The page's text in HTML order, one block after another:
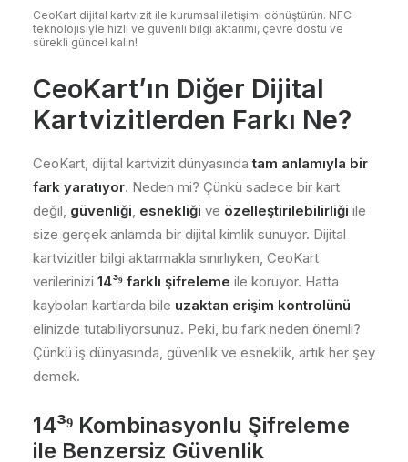
CeoKart dijital kartvizit ile kurumsal iletişimi dönüştürün. NFC
teknolojisiyle hızlı ve güvenli bilgi aktarımı, çevre dostu ve
sürekli güncel kalın!
CeoKart’ın Diğer Dijital
Kartvizitlerden Farkı Ne?
CeoKart, dijital kartvizit dünyasındatam anlamıyla bir
fark yaratıyor. Neden mi? Çünkü sadece bir kart
değil, güvenliği, esnekliği ve özelleştirilebilirliği ile
size gerçek anlamda bir dijital kimlik sunuyor. Dijital
kartvizitler bilgi aktarmakla sınırlıyken, CeoKart
verilerinizi 14³⁹ farklı şifreleme ile koruyor. Hatta
kaybolan kartlarda bile uzaktan erişim kontrolünü
elinizde tutabiliyorsunuz. Peki, bu fark neden önemli?
Çünkü iş dünyasında, güvenlik ve esneklik, artık her şey
demek.
14³⁹ Kombinasyonlu Şifreleme
ile Benzersiz Güvenlik